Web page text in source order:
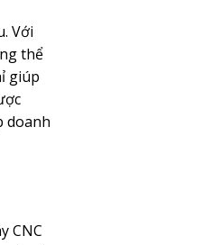
Với
thể
giúp
doanh
CNC